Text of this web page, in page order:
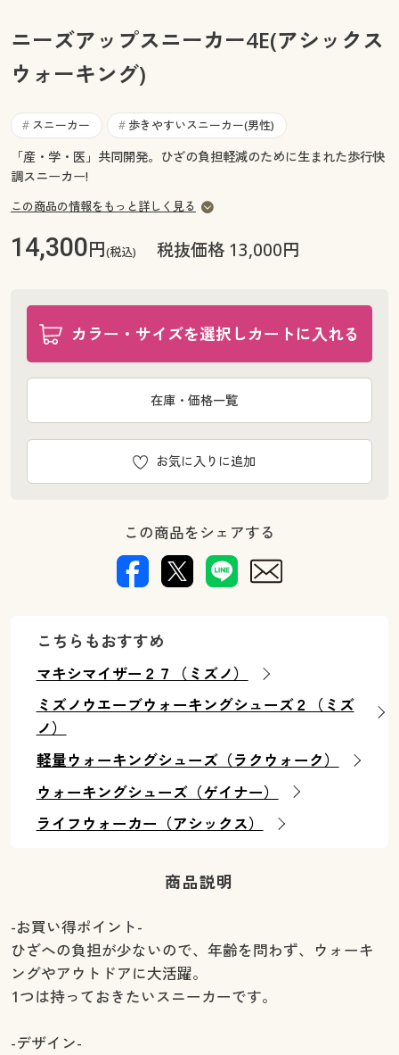
マイページ
お気に入り
サポート
閲覧履歴
お気に入り
サポート
ご利用ガイド
ニーズアップスニーカー4E(アシックス
ウォーキング)
# スニーカー # 歩きやすいスニーカー(男性)
「産・学・医」共同開発。ひざの負担軽減のために生まれた歩行快
調スニーカー!
この商品の情報をもっと詳しく見る
14,300円(税込) 税抜価格 13,000円
カラー・サイズを選択しカートに入れる
お気に入りに追加
在庫・価格一覧
この商品をシェアする
こちらもおすすめ
マキシマイザー２７（ミズノ）
ミズノウエーブウォーキングシューズ２（ミズ
ノ）
軽量ウォーキングシューズ（ラクウォーク）
ウォーキングシューズ（ゲイナー）
ライフウォーカー（アシックス）
商品説明
-お買い得ポイント-
ひざへの負担が少ないので、年齢を問わず、ウォーキ
ングやアウトドアに大活躍。
1つは持っておきたいスニーカーです。
-デザイン-